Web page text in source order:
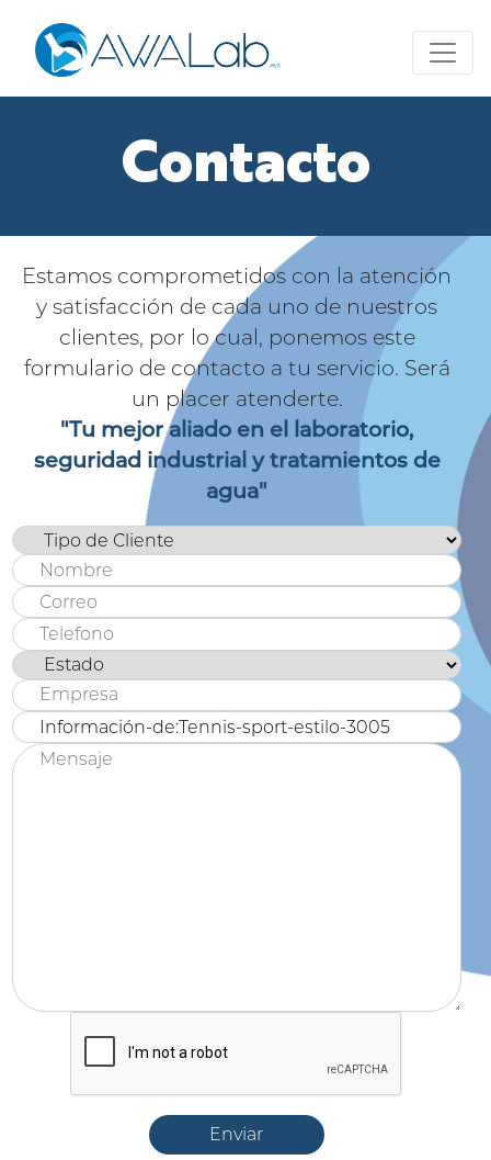
Contacto
Estamos comprometidos con la atención
y satisfacción de cada uno de nuestros
clientes, por lo cual, ponemos este
formulario de contacto a tu servicio. Será
un placer atenderte.
"Tu mejor aliado en el laboratorio,
seguridad industrial y tratamientos de
agua"
Enviar